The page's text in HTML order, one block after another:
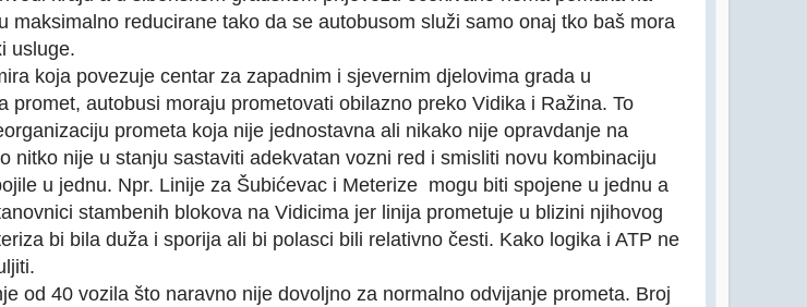
maksimalno reducirane tako da se autobusom služi samo onaj tko baš mora
usluge.
koja povezuje centar za zapadnim i sjevernim djelovima grada u
promet, autobusi moraju prometovati obilazno preko Vidika i Ražina. To
prometa koja nije jednostavna ali nikako nije opravdanje na
nitko nije u stanju sastaviti adekvatan vozni red i smisliti novu kombinaciju
u jednu. Npr. Linije za Šubićevac i Meterize mogu biti spojene u jednu a
stambenih blokova na Vidicima jer linija prometuje u blizini njihovog
bi bila duža i sporija ali bi polasci bili relativno česti. Kako logika i ATP ne
od 40 vozila što naravno nije dovoljno za normalno odvijanje prometa. Broj